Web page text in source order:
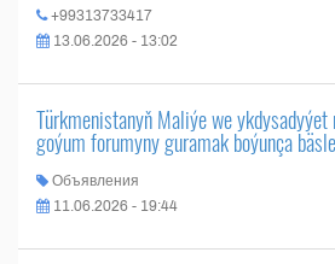
+99313733417
13.06.2026 - 13:02
Türkmenistanyň Maliýe we
goýum forumyny guramak boýunça
Объявления
11.06.2026 - 19:44